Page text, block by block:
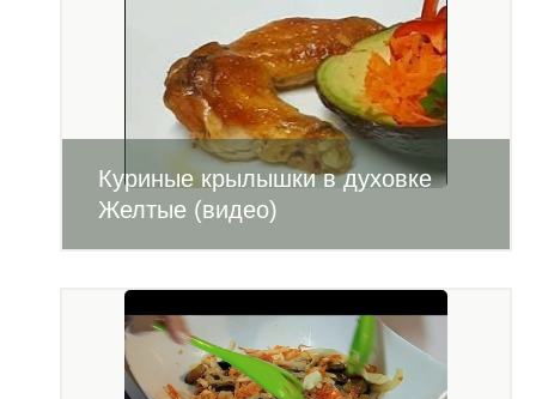
Куриные крылышки в духовке
Желтые (видео)